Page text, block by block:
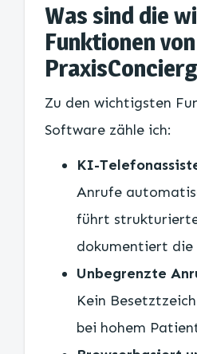
Was sind die
Funktionen von
Zu den wichtigsten
Software zähle ich:
KI-
Anrufe
führt
dokumentiert die
Unbegrenzte
Kein
bei hohem